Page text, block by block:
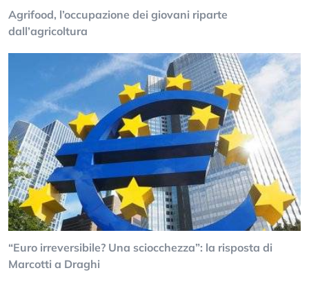
Agrifood, l’occupazione dei giovani riparte
dall’agricoltura
“Euro irreversibile? Una sciocchezza”: la risposta di
Marcotti a Draghi